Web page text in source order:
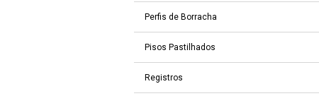
Perfis de Borracha
Pisos Pastilhados
Registros